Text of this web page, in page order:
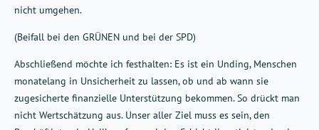
nicht umgehen.
(Beifall bei den GRÜNEN und bei der SPD)
Abschließend möchte ich festhalten: Es ist ein Unding, Menschen
monatelang in Unsicherheit zu lassen, ob und ab wann sie
zugesicherte finanzielle Unterstützung bekommen. So drückt man
nicht Wertschätzung aus. Unser aller Ziel muss es sein, den